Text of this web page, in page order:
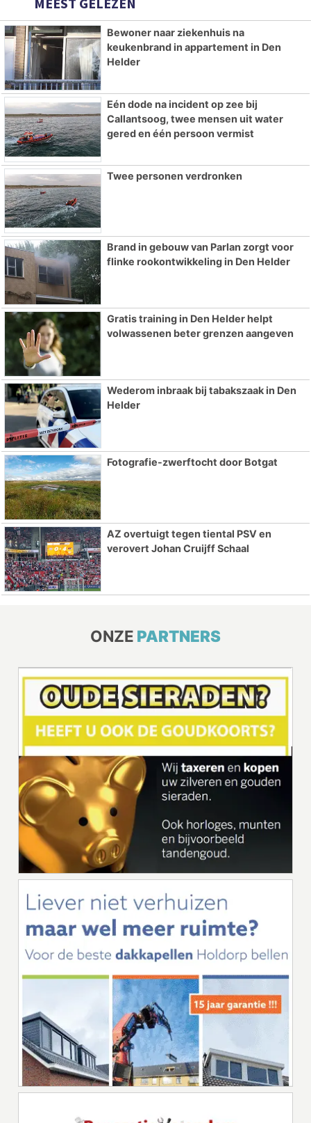
Bewoner naar ziekenhuis na
keukenbrand in appartement in Den
Helder
Eén dode na incident op zee bij
Callantsoog, twee mensen uit water
gered en één persoon vermist
Twee personen verdronken
Brand in gebouw van Parlan zorgt voor
flinke rookontwikkeling in Den Helder
Gratis training in Den Helder helpt
volwassenen beter grenzen aangeven
Wederom inbraak bij tabakszaak in Den
Helder
Fotografie-zwerftocht door Botgat
AZ overtuigt tegen tiental PSV en
verovert Johan Cruijff Schaal
ONZE PARTNERS